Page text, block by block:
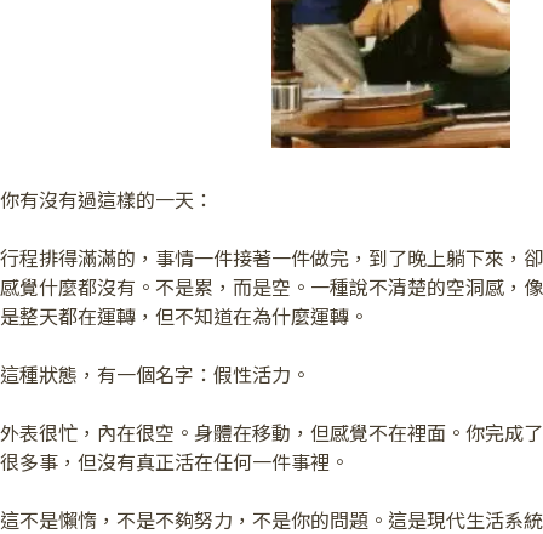
你有沒有過這樣的一天：
行程排得滿滿的，事情一件接著一件做完，到了晚上躺下來，卻
感覺什麼都沒有。不是累，而是空。一種說不清楚的空洞感，像
是整天都在運轉，但不知道在為什麼運轉。
這種狀態，有一個名字：假性活力。
外表很忙，內在很空。身體在移動，但感覺不在裡面。你完成了
很多事，但沒有真正活在任何一件事裡。
這不是懶惰，不是不夠努力，不是你的問題。這是現代生活系統